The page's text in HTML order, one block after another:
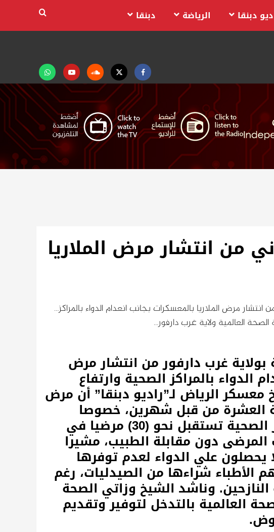
Facebook
Twitter
Soundcloud
Youtubeتابعنا
على
واتساب
دبنقا الرياضة دبنقا
من انتشار مرض الملاريا
مرض الملاريا بالمعسكرات بجانب انعدام الدواء بالمراكز…
العالمية ولاية غرب دارفور…
غرب دارفور من انتشار مرض
الدواء بالمراكز الصحية وارتفاع
الرياض لـ”راديو دبنقا” أن مرض
العشرة من قبل شهرين، خصوصا
وسط الأطفال. وقال إن المراكز الصحية تستقبل نحو (30) مرضيا في
المرضى دون مقابلة الطبيب، مشيرا
يحصلون علي الدواء لعدم توفرها
الأطباء شراءها من الصيدليات، رغم
وناشد الشيخ وزاتي الصحة
العالمية بالتدخل لتوفير وتقديم